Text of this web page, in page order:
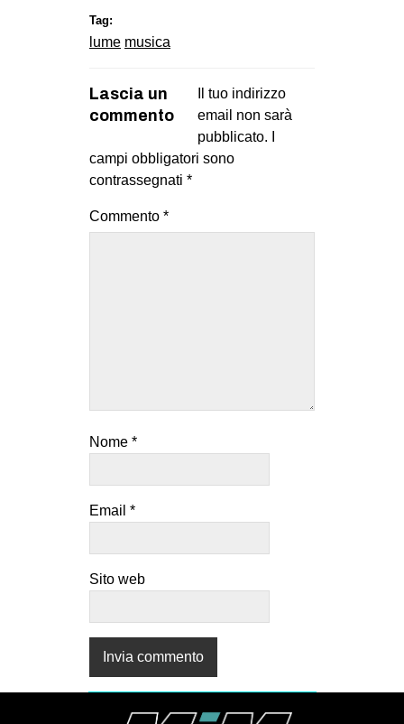
bsky
ms
Tag:
lume musica
Lascia un
commento
Il tuo indirizzo
email non sarà
pubblicato.
campi obbligatori sono
contrassegnati *
Commento *
Nome *
Email *
Sito web